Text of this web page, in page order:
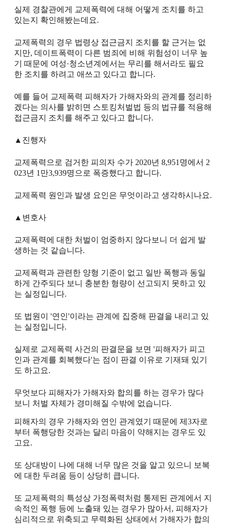
실제 경찰관에게 교제폭력에 대해 어떻게 조치를 하고
있는지 확인해봤는데요.
교제폭력의 경우 법령상 접근금지 조치를 할 근거는 없
지만, 데이트폭력이 다른 범죄에 비해 위험성이 너무 높
기 때문에 여성·청소년계에서는 무리를 해서라도 필요
한 조치를 하려고 애쓰고 있다고 합니다.
예를 들어 교제폭력 피해자가 가해자와의 관계를 정리하
겠다는 의사를 밝히면 스토킹처벌법 등의 법규를 적용해
접근금지 조치를 해주고 있다고 합니다.
▲진행자
교제폭력으로 검거한 피의자 수가 2020년 8,951명에서 2
023년 1만3,939명으로 폭증했다고 합니다.
교제폭력 원인과 발생 요인은 무엇이라고 생각하시나요.
▲변호사
교제폭력에 대한 처벌이 엄중하지 않다보니 더 쉽게 발
생하는 것 같습니다.
교제폭력과 관련한 양형 기준이 없고 일반 폭행과 동일
하게 간주되다 보니 충분한 형량이 선고되지 못하고 있
는 실정입니다.
또 법원이 '연인'이라는 관계에 집중해 판결을 내리고 있
는 실정입니다.
실제로 교제폭력 사건의 판결문을 보면 '피해자가 피고
인과 관계를 회복했다'는 점이 판결 이유로 기재돼 있기
도 하고요.
무엇보다 피해자가 가해자와 합의를 하는 경우가 많다
보니 처벌 자체가 경미해질 수밖에 없습니다.
피해자의 경우 가해자와 연인 관계였기 때문에 제3자로
부터 폭행당한 것과는 달리 마음이 약해지는 경우도 있
고요.
또 상대방이 나에 대해 너무 많은 것을 알고 있으니 보복
에 대한 두려움 등이 상당히 큽니다.
또 교제폭력의 특성상 가정폭력처럼 통제된 관계에서 지
속적인 폭행 등에 노출돼 있는 경우가 많아서, 피해자가
심리적으로 위축되고 무력화된 상태에서 가해자가 합의